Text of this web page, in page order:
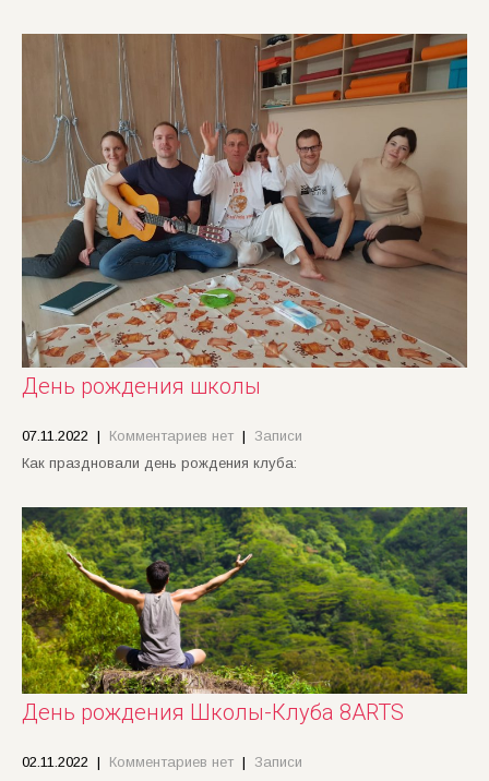
День рождения школы
07.11.2022 | Комментариев нет | Записи
Как праздновали день рождения клуба:
День рождения Школы-Клуба 8ARTS
02.11.2022 | Комментариев нет | Записи